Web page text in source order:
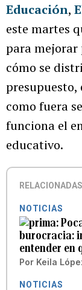
Educación,
este martes
para mejorar
cómo se
presupuesto,
como fuera
funciona el
educativo.
RELACIONADAS
NOTICIAS
burocracia:
entender en
Por Keila
NOTICIAS